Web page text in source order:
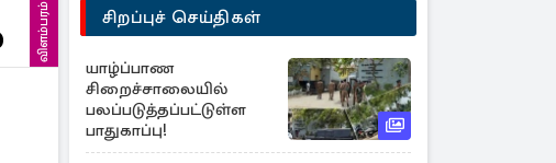
விளம்பரம் சிறப்புச் செய்திகள்
யாழ்ப்பாண
சிறைச்சாலையில்
பலப்படுத்தப்பட்டுள்ள
பாதுகாப்பு!